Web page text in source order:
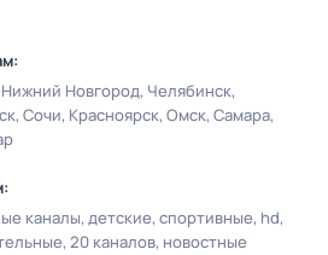
Нижний Новгород Челябинск
Сочи Красноярск Омск Самара
каналы детские спортивные hd
20 каналов новостные